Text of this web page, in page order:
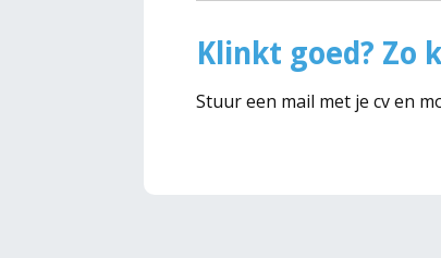
Klinkt goed? Zo
Stuur een mail met je cv en